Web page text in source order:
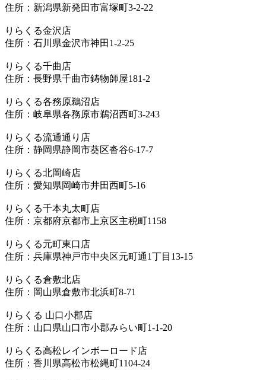
住所：新潟県新発田市富塚町3-2-22
りらくる金沢店
住所：石川県金沢市神田1-2-25
りらくる千曲店
住所：長野県千曲市鋳物師屋181-2
りらくる各務原鵜沼店
住所：岐阜県各務原市鵜沼西町3-243
りらくる流通通り店
住所：静岡県静岡市葵区沓谷6-17-7
りらくる北岡崎店
住所：愛知県岡崎市井田西町5-16
りらくる千本丸太町店
住所：京都府京都市上京区主税町1158
りらくる元町東口店
住所：兵庫県神戸市中央区元町通1丁目13-15
りらくる倉敷北店
住所：岡山県倉敷市北浜町8-71
りらくる 山口小郡店
住所：山口県山口市小郡みらい町1-1-20
りらくる高松レインボーロード店
住所：香川県高松市松縄町1104-24